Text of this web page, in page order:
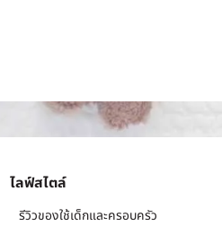
ไลฟ์สไตล์
รีวิวของใช้เด็กและครอบครัว